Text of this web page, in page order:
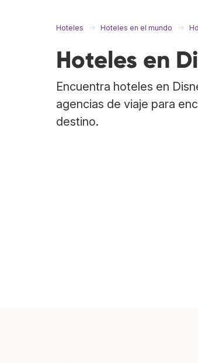
Hoteles Hoteles en el mundo
Hoteles en
Encuentra hoteles en
agencias de viaje para
destino.